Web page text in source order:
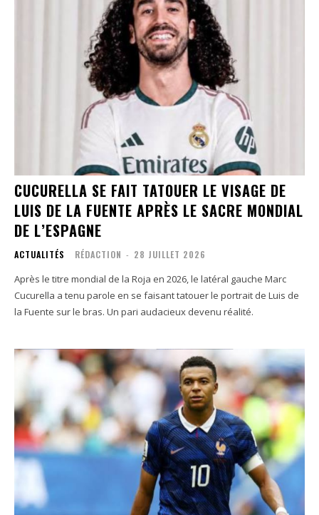
CUCURELLA SE FAIT TATOUER LE VISAGE DE
LUIS DE LA FUENTE APRÈS LE SACRE MONDIAL
DE L’ESPAGNE
ACTUALITÉS RÉDACTION - 28 JUILLET 2026
Après le titre mondial de la Roja en 2026, le latéral gauche Marc
Cucurella a tenu parole en se faisant tatouer le portrait de Luis de
la Fuente sur le bras. Un pari audacieux devenu réalité.